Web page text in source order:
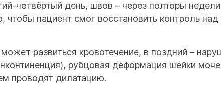
четвёртый день, швов – через полторы
чтобы пациент смог восстановить контроль
развиться кровотечение, в поздний –
рубцовая деформация шейки
проводят дилатацию.